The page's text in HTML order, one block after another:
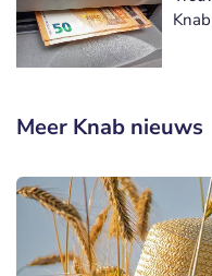
Meer Knab nieuws